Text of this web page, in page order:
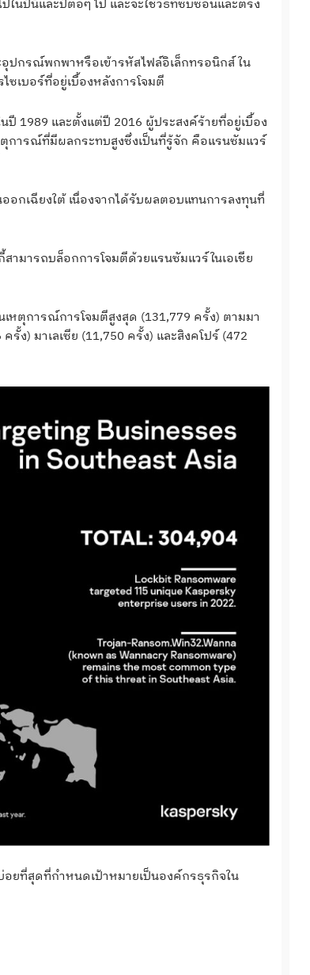
ในปีนี้และปีต่อๆ ไป และจะใช้วิธีที่ซับซ้อนและตรง
ปกรณ์พกพาหรือเข้ารหัสไฟล์อิเล็กทรอนิกส์ ใน
เบอร์ที่อยู่เบื้องหลังการโจมตี
ปี 1989 และตั้งแต่ปี 2016 ผู้ประสงค์ร้ายที่อยู่เบื้อง
การณ์ที่มีผลกระทบสูงซึ่งเป็นที่รู้จัก คือแรนซัมแวร์
อกเฉียงใต้ เนื่องจากได้รับผลตอบแทนการลงทุนที่
ามารถบล็อกการโจมตีด้วยแรนซัมแวร์ในเอเชีย
หตุการณ์การโจมตีสูงสุด (131,779 ครั้ง) ตามมา
ง) มาเลเซีย (11,750 ครั้ง) และสิงคโปร์ (472
ยที่สุดที่กำหนดเป้าหมายเป็นองค์กรธุรกิจใน